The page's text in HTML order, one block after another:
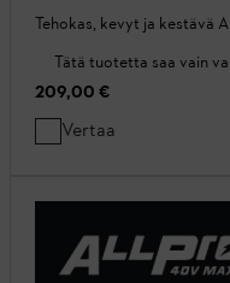
Tehokas, kevyt ja kestävä
Tätä tuotetta saa vain
209,00 €
Vertaa